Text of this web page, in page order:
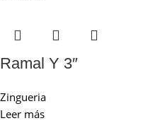
Ramal Y 3″
Zingueria
Leer más